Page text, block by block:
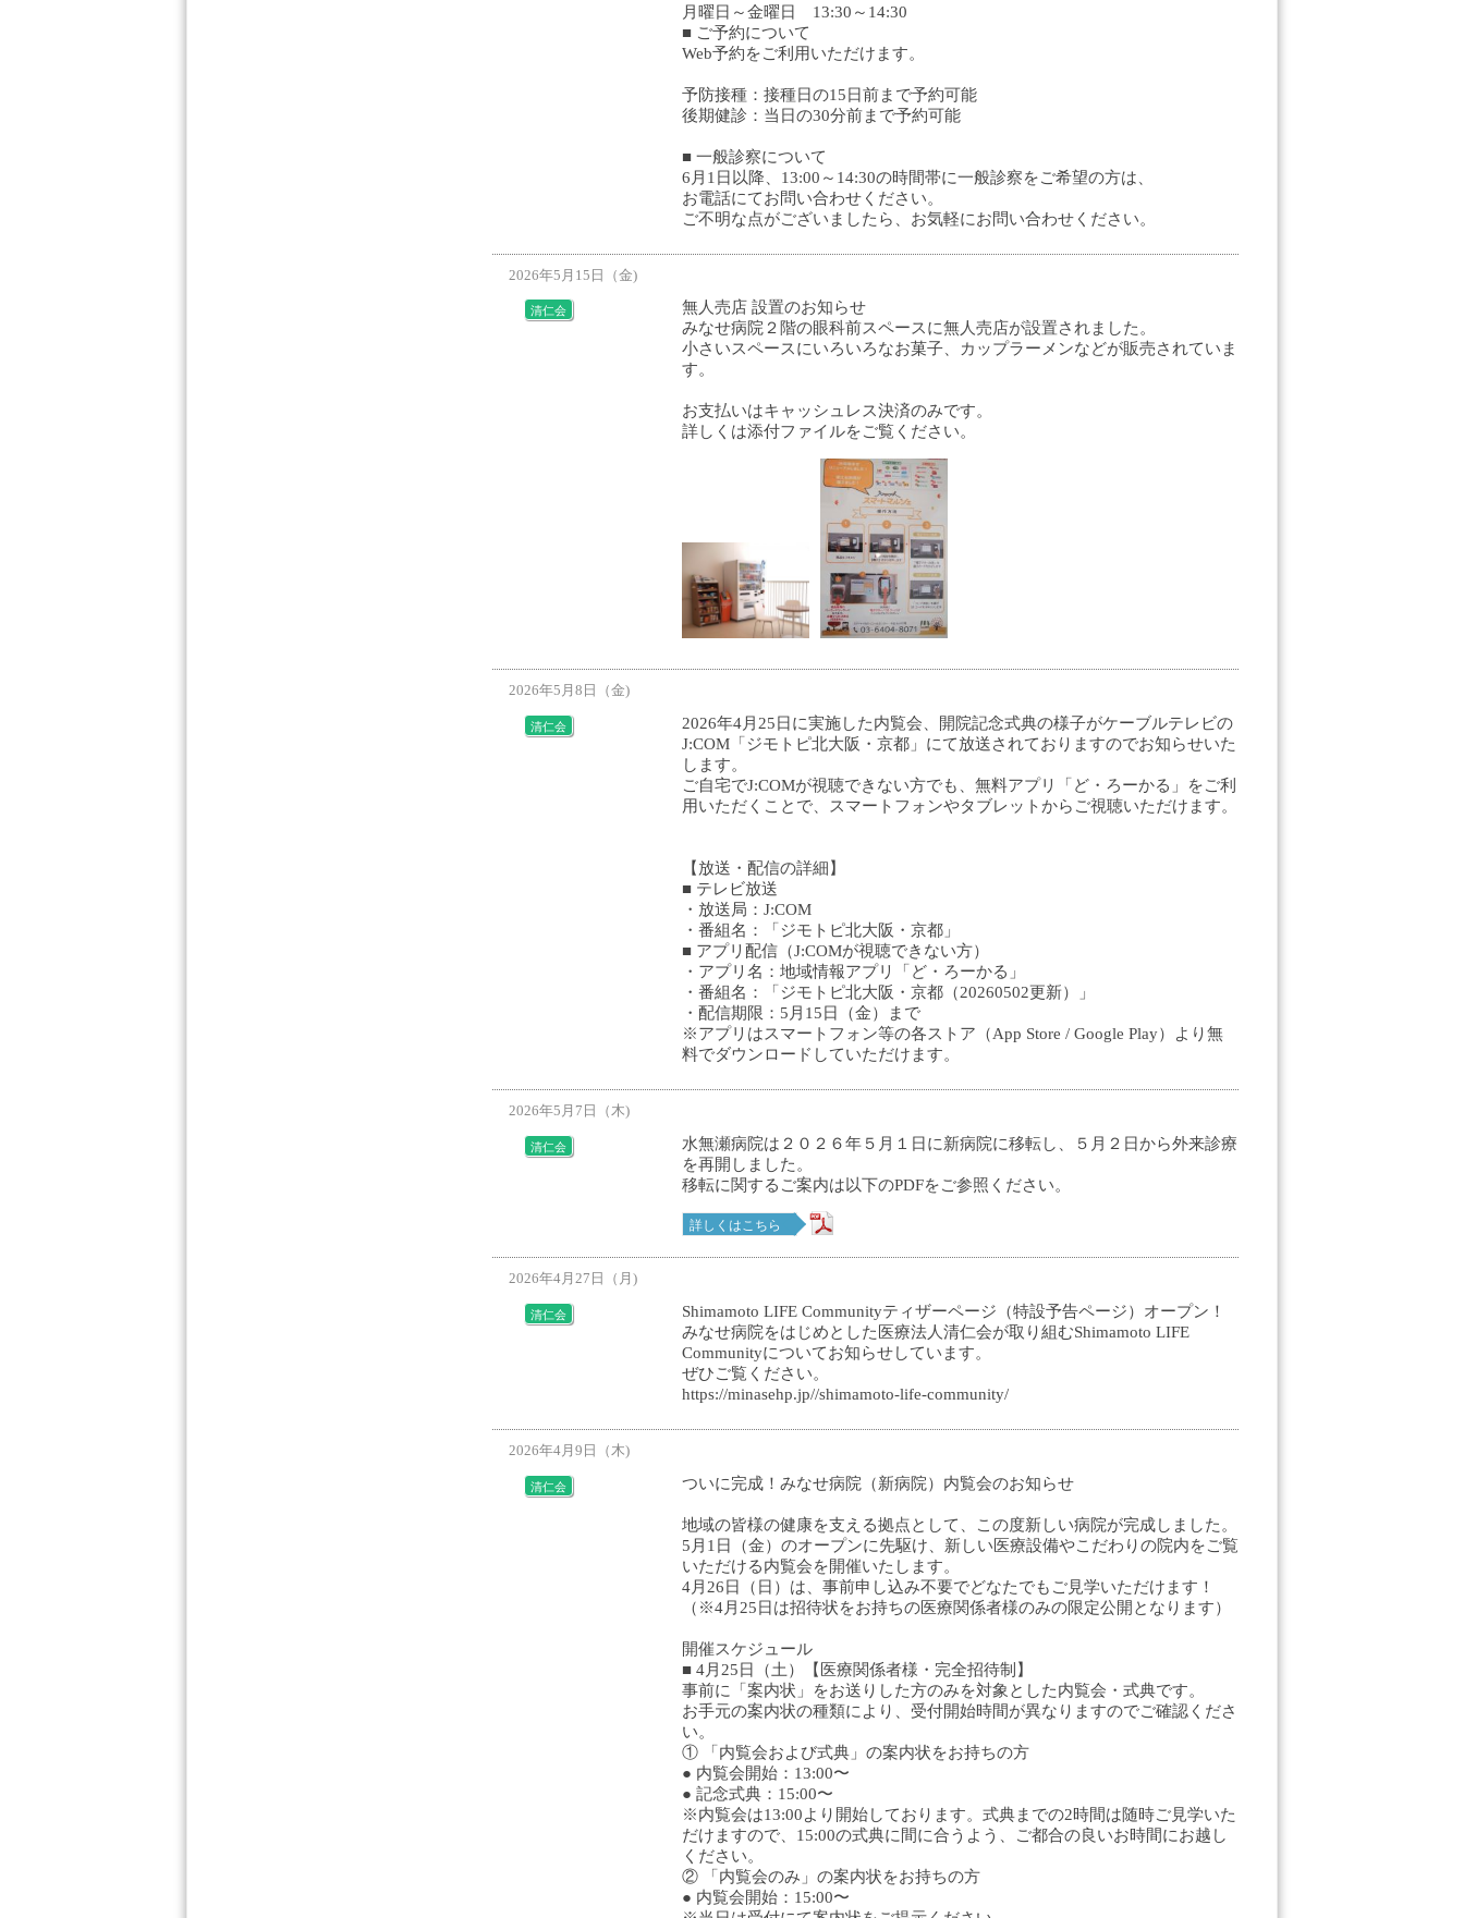
月曜日～金曜日 13:30～14:30
■ ご予約について
Web予約をご利用いただけます。
予防接種：接種日の15日前まで予約可能
後期健診：当日の30分前まで予約可能
■ 一般診察について
6月1日以降、13:00～14:30の時間帯に一般診察をご希望の方は、
お電話にてお問い合わせください。
ご不明な点がございましたら、お気軽にお問い合わせください。
2026年5月15日（金)
清仁会
無人売店 設置のお知らせ
みなせ病院２階の眼科前スペースに無人売店が設置されました。
小さいスペースにいろいろなお菓子、カップラーメンなどが販売されていま
す。
お支払いはキャッシュレス決済のみです。
詳しくは添付ファイルをご覧ください。
2026年5月8日（金)
清仁会
2026年4月25日に実施した内覧会、開院記念式典の様子がケーブルテレビの
J:COM「ジモトピ北大阪・京都」にて放送されておりますのでお知らせいた
します。
ご自宅でJ:COMが視聴できない方でも、無料アプリ「ど・ろーかる」をご利
用いただくことで、スマートフォンやタブレットからご視聴いただけます。
【放送・配信の詳細】
■ テレビ放送
・放送局：J:COM
・番組名：「ジモトピ北大阪・京都」
■ アプリ配信（J:COMが視聴できない方）
・アプリ名：地域情報アプリ「ど・ろーかる」
・番組名：「ジモトピ北大阪・京都（20260502更新）」
・配信期限：5月15日（金）まで
※アプリはスマートフォン等の各ストア（App Store / Google Play）より無
料でダウンロードしていただけます。
2026年5月7日（木)
清仁会
水無瀬病院は２０２６年５月１日に新病院に移転し、５月２日から外来診療
を再開しました。
移転に関するご案内は以下のPDFをご参照ください。
詳しくはこちら
2026年4月27日（月)
清仁会
Shimamoto LIFE Communityティザーページ（特設予告ページ）オープン！
みなせ病院をはじめとした医療法人清仁会が取り組むShimamoto LIFE
Communityについてお知らせしています。
ぜひご覧ください。
https://minasehp.jp//shimamoto-life-community/
2026年4月9日（木)
清仁会 ついに完成！みなせ病院（新病院）内覧会のお知らせ
地域の皆様の健康を支える拠点として、この度新しい病院が完成しました。
5月1日（金）のオープンに先駆け、新しい医療設備やこだわりの院内をご覧
いただける内覧会を開催いたします。
4月26日（日）は、事前申し込み不要でどなたでもご見学いただけます！
（※4月25日は招待状をお持ちの医療関係者様のみの限定公開となります）
開催スケジュール
■ 4月25日（土）【医療関係者様・完全招待制】
事前に「案内状」をお送りした方のみを対象とした内覧会・式典です。
お手元の案内状の種類により、受付開始時間が異なりますのでご確認くださ
い。
① 「内覧会および式典」の案内状をお持ちの方
● 内覧会開始：13:00〜
● 記念式典：15:00〜
※内覧会は13:00より開始しております。式典までの2時間は随時ご見学いた
だけますので、15:00の式典に間に合うよう、ご都合の良いお時間にお越し
ください。
② 「内覧会のみ」の案内状をお持ちの方
● 内覧会開始：15:00〜